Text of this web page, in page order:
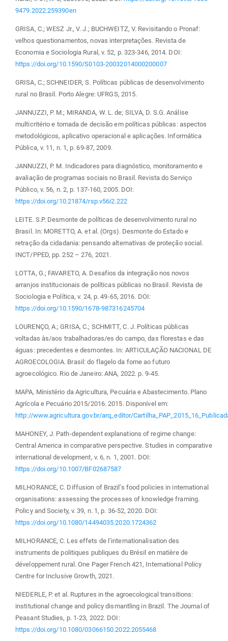
9479.2022.259390en
GRISA, C.; WESZ Jr., V. J.; BUCHWEITZ, V. Revisitando o Pronaf:
velhos questionamentos, novas interpretações. Revista de
Economia e Sociologia Rural, v. 52, p. 323-346, 2014. DOI:
https://doi.org/10.1590/S0103-20032014000200007
GRISA, C.; SCHNEIDER, S. Políticas públicas de desenvolvimento
rural no Brasil. Porto Alegre: UFRGS, 2015.
JANNUZZI, P. M.; MIRANDA, W. L. de; SILVA, D. S.G. Análise
multicritério e tomada de decisão em políticas públicas: aspectos
metodológicos, aplicativo operacional e aplicações. Informática
Pública, v. 11, n. 1, p. 69-87, 2009.
JANNUZZI, P. M. Indicadores para diagnóstico, monitoramento e
avaliação de programas sociais no Brasil. Revista do Serviço
Público, v. 56, n. 2, p. 137-160, 2005. DOI:
https://doi.org/10.21874/rsp.v56i2.222
LEITE. S.P. Desmonte de políticas de desenvolvimento rural no
Brasil. In: MORETTO, A. et al. (Orgs). Desmonte do Estado e
retração da cidadania: pensando alternativas de proteção social.
INCT/PPED, pp. 252 – 276, 2021.
LOTTA, G.; FAVARETO, A. Desafios da integração nos novos
arranjos institucionais de políticas públicas no Brasil. Revista de
Sociologia e Política, v. 24, p. 49-65, 2016. DOI:
https://doi.org/10.1590/1678-987316245704
LOURENÇO, A.; GRISA, C.; SCHMITT, C. J. Políticas públicas
voltadas às/aos trabalhadoras/es do campo, das florestas e das
águas: precedentes e desmontes. In: ARTICULAÇÃO NACIONAL DE
AGROECOLOGIA. Brasil: do flagelo da fome ao futuro
agroecológico. Rio de Janeiro: ANA, 2022. p. 9-45.
MAPA, Ministério da Agricultura, Pecuária e Abastecimento. Plano
Agrícola e Pecuário 2015/2016. 2015. Disponível em:
http://www.agricultura.gov.br/arq_editor/
MAHONEY, J. Path-dependent explanations of regime change:
Central America in comparative perspective. Studies in comparative
international development, v. 6, n. 1, 2001. DOI:
https://doi.org/10.1007/BF02687587
MILHORANCE, C. Diffusion of Brazil’s food policies in international
organisations: assessing the processes of knowledge framing.
Policy and Society, v. 39, n. 1, p. 36-52, 2020. DOI:
https://doi.org/10.1080/14494035.2020.1724362
MILHORANCE, C. Les effets de l’internationalisation des
instruments de politiques publiques du Brésil en matière de
développement rural. One Pager French 421, International Policy
Centre for Inclusive Growth, 2021.
NIEDERLE, P. et al. Ruptures in the agroecological transitions:
institutional change and policy dismantling in Brazil. The Journal of
Peasant Studies, p. 1-23, 2022. DOI:
https://doi.org/10.1080/03066150.2022.2055468